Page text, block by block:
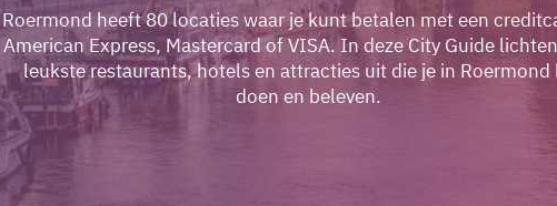
Roermond heeft 80 locaties waar je kunt betalen met een
American Express, Mastercard of VISA. In deze City Guide
leukste restaurants, hotels en attracties uit die je in Roermond
doen en beleven.